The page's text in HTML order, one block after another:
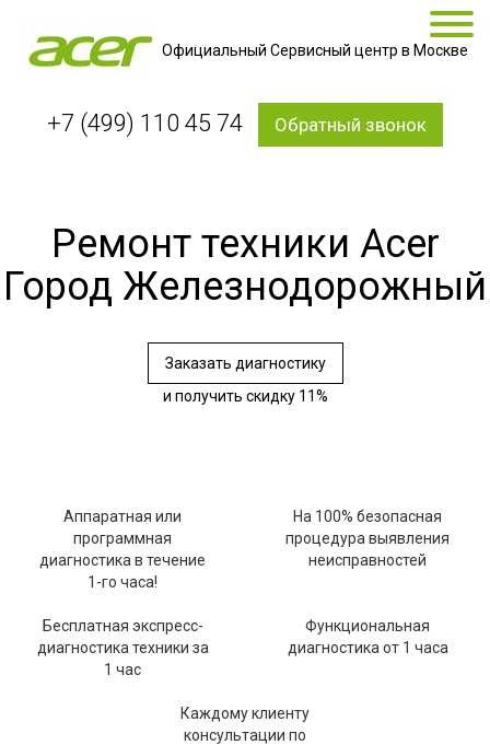
Официальный Сервисный центр в Москве
+7 (499) 110 45 74 Обратный звонок
Ремонт техники Acer
Город Железнодорожный
Заказать диагностику
и получить скидку 11%
Аппаратная или
программная
диагностика в течение
1-го часа!
На 100% безопасная
процедура выявления
неисправностей
Бесплатная экспресс-
диагностика техники за
1 час
Функциональная
диагностика от 1 часа
Каждому клиенту
консультации по